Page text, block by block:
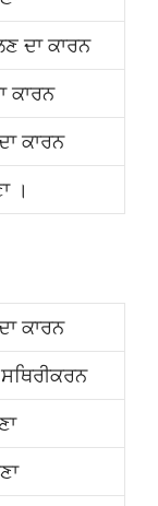
ਦਾ ਕਾਰਨ
ਕਾਰਨ
ਕਾਰਨ
।
ਕਾਰਨ